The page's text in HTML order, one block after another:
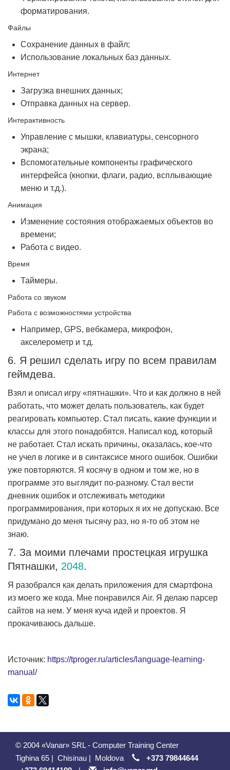
форматирования.
Файлы
Сохранение данных в файл;
Использование локальных баз данных.
Интернет
Загрузка внешних данных;
Отправка данных на сервер.
Интерактивность
Управление с мышки, клавиатуры, сенсорного
экрана;
Вспомогательные компоненты графического
интерфейса (кнопки, флаги, радио, всплывающие
меню и т.д.).
Анимация
Изменение состояния отображаемых объектов во
времени;
Работа с видео.
Время
Таймеры.
Работа со звуком
Работа с возможностями устройства
Например, GPS, вебкамера, микрофон,
акселерометр и т.д.
6. Я решил сделать игру по всем правилам
геймдева.
Взял и описал игру «пятнашки». Что и как должно в ней
работать, что может делать пользователь, как будет
реагировать компьютер. Стал писать, какие функции и
классы для этого понадобятся. Написал код, который
не работает. Стал искать причины, оказалась, кое-что
не учел в логике и в синтаксисе много ошибок. Ошибки
уже повторяются. Я косячу в одном и том же, но в
программе это выглядит по-разному. Стал вести
дневник ошибок и отслеживать методики
программирования, при которых я их не допускаю. Все
придумано до меня тысячу раз, но я-то об этом не
знаю.
7. За моими плечами простецкая игрушка
Пятнашки, 2048.
Я разобрался как делать приложения для смартфона
из моего же кода. Мне понравился Air. Я делаю парсер
сайтов на нем. У меня куча идей и проектов. Я
прокачиваюсь дальше.
Источник: https://tproger.ru/articles/language-learning-
manual/
© 2004 «Vanar» SRL - Computer Training Center
Tighina 65 | Chisinau | Moldova
+373 79844644